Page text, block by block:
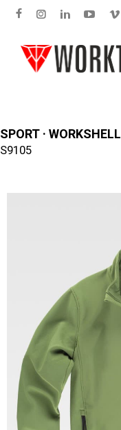
SPORT · WORKSHELL
S9105